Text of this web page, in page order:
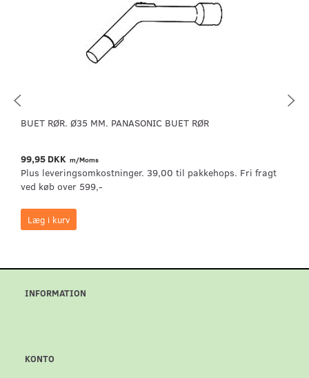
BUET RØR. Ø35 MM. PANASONIC BUET RØR
99,95 DKK m/Moms
Plus leveringsomkostninger. 39,00 til pakkehops. Fri fragt
ved køb over 599,-
Læg i kurv
INFORMATION
KONTO